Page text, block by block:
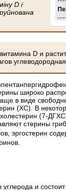
D і
D и
углеводородная
широко
в виде
(ХС). В
(7-
стерины
эргостерин
и